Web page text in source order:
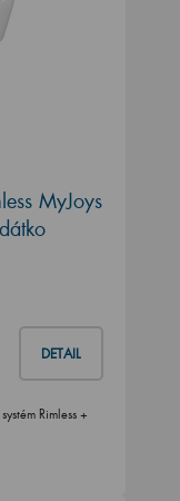
MyJoys
DETAIL
Rimless +